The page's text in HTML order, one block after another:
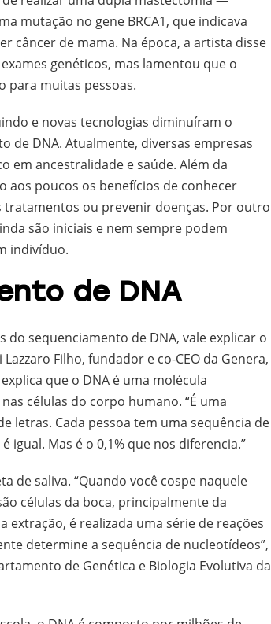
mutação no gene BRCA1, que indicava
câncer de mama. Na época, a artista disse
genéticos, mas lamentou que o
para muitas pessoas.
e novas tecnologias diminuíram o
de DNA. Atualmente, diversas empresas
em ancestralidade e saúde. Além da
poucos os benefícios de conhecer
ou prevenir doenças. Por outro
são iniciais e nem sempre podem
indivíduo.
de DNA
sequenciamento de DNA, vale explicar o
Filho, fundador e co-CEO da Genera,
que o DNA é uma molécula
células do corpo humano. “É uma
letras. Cada pessoa tem uma sequência de
igual. Mas é o 0,1% que nos diferencia.”
de saliva. “Quando você cospe naquele
células da boca, principalmente da
extração, é realizada uma série de reações
determine a sequência de nucleotídeos”,
de Genética e Biologia Evolutiva da